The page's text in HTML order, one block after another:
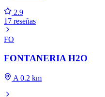
2.9
17 reseñas
FO
FONTANERIA H2O
A 0.2 km